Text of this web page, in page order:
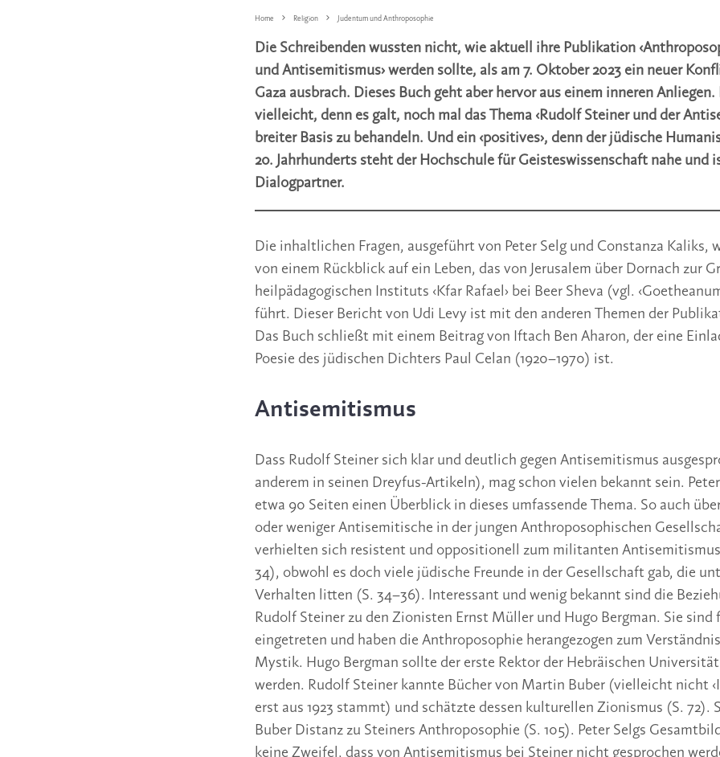
Home Religion Judentum und Anthroposophie
Die Schreibenden wussten nicht, wie aktuell ihre Publikation
und Antisemitismus› werden sollte, als am 7. Oktober 2023 ein neuer
Gaza ausbrach. Dieses Buch geht aber hervor aus einem inneren Anliegen.
vielleicht, denn es galt, noch mal das Thema ‹Rudolf Steiner und der
breiter Basis zu behandeln. Und ein ‹positives›, denn der jüdische
20. Jahrhunderts steht der Hochschule für Geisteswissenschaft nahe und
Dialogpartner.
Die inhaltlichen Fragen, ausgeführt von Peter Selg und Constanza Kaliks,
von einem Rückblick auf ein Leben, das von Jerusalem über Dornach zur
heilpädagogischen Instituts ‹Kfar Rafael› bei Beer Sheva (vgl.
führt. Dieser Bericht von Udi Levy ist mit den anderen Themen der
Das Buch schließt mit einem Beitrag von Iftach Ben Aharon, der eine
Poesie des jüdischen Dichters Paul Celan (1920–1970) ist.
Antisemitismus
Dass Rudolf Steiner sich klar und deutlich gegen Antisemitismus
anderem in seinen Dreyfus-Artikeln), mag schon vielen bekannt sein.
etwa 90 Seiten einen Überblick in dieses umfassende Thema. So auch
oder weniger Antisemitische in der jungen Anthroposophischen
verhielten sich resistent und oppositionell zum militanten
34), obwohl es doch viele jüdische Freunde in der Gesellschaft gab, die
Verhalten litten (S. 34–36). Interessant und wenig bekannt sind die
Rudolf Steiner zu den Zionisten Ernst Müller und Hugo Bergman. Sie sind
eingetreten und haben die Anthroposophie herangezogen zum
Mystik. Hugo Bergman sollte der erste Rektor der Hebräischen Universität
werden. Rudolf Steiner kannte Bücher von Martin Buber (vielleicht nicht
erst aus 1923 stammt) und schätzte dessen kulturellen Zionismus (S. 72).
Buber Distanz zu Steiners Anthroposophie (S. 105). Peter Selgs
keine Zweifel, dass von Antisemitismus bei Steiner nicht gesprochen